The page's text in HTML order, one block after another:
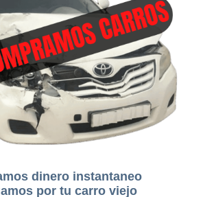
dinero instantaneo
por tu carro viejo